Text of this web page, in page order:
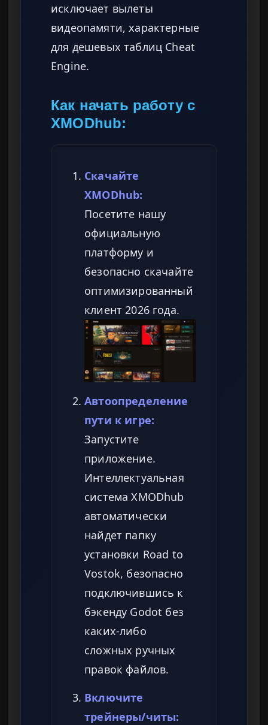
исключает вылеты
видеопамяти, характерные
для дешевых таблиц Cheat
Engine.
Как начать работу с
XMODhub:
Скачайте
XMODhub:
Посетите нашу
официальную
платформу и
безопасно скачайте
оптимизированный
клиент 2026 года.
Автоопределение
пути к игре:
Запустите
приложение.
Интеллектуальная
система XMODhub
автоматически
найдет папку
установки Road to
Vostok, безопасно
подключившись к
бэкенду Godot без
каких-либо
сложных ручных
правок файлов.
Включите
трейнеры/читы: